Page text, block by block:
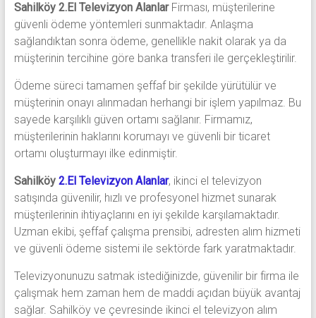
Sahilköy 2.El Televizyon Alanlar Firması, müşterilerine
güvenli ödeme yöntemleri sunmaktadır. Anlaşma
sağlandıktan sonra ödeme, genellikle nakit olarak ya da
müşterinin tercihine göre banka transferi ile gerçekleştirilir.
Ödeme süreci tamamen şeffaf bir şekilde yürütülür ve
müşterinin onayı alınmadan herhangi bir işlem yapılmaz. Bu
sayede karşılıklı güven ortamı sağlanır. Firmamız,
müşterilerinin haklarını korumayı ve güvenli bir ticaret
ortamı oluşturmayı ilke edinmiştir.
Sahilköy 2.El Televizyon Alanlar, ikinci el televizyon
satışında güvenilir, hızlı ve profesyonel hizmet sunarak
müşterilerinin ihtiyaçlarını en iyi şekilde karşılamaktadır.
Uzman ekibi, şeffaf çalışma prensibi, adresten alım hizmeti
ve güvenli ödeme sistemi ile sektörde fark yaratmaktadır.
Televizyonunuzu satmak istediğinizde, güvenilir bir firma ile
çalışmak hem zaman hem de maddi açıdan büyük avantaj
sağlar. Sahilköy ve çevresinde ikinci el televizyon alım